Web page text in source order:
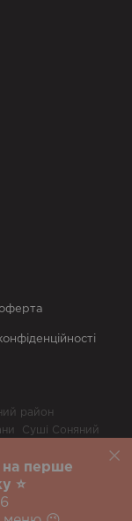
оферта
район
Суші Соняний
Київ Львів
на перше
⭐️